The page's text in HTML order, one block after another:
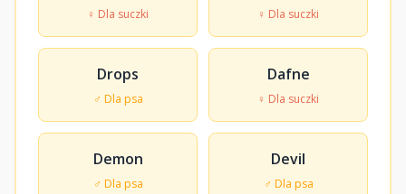
♀ Dla suczki ♀ Dla suczki
Drops
♂ Dla psa
Dafne
♀ Dla suczki
Demon
♂ Dla psa
Devil
♂ Dla psa